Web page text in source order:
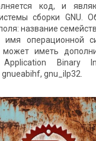
код, и
сборки GNU.
название
имя операционной
может иметь
Binary
gnu_ilp32.